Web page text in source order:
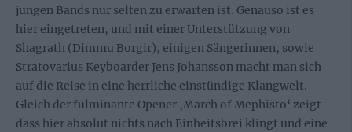
jungen Bands nur selten zu erwarten ist. Genauso ist es
hier eingetreten, und mit einer Unterstützung von
Shagrath (Dimmu Borgir), einigen Sängerinnen, sowie
Stratovarius Keyboarder Jens Johansson macht man sich
auf die Reise in eine herrliche einstündige Klangwelt.
Gleich der fulminante Opener ‚March of Mephisto‘ zeigt
dass hier absolut nichts nach Einheitsbrei klingt und eine